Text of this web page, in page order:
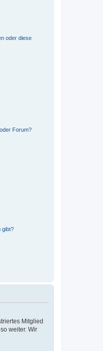
oder diese
Forum?
gibt?
Mitglied
weiter. Wir